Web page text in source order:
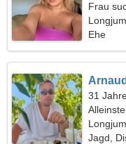
Frau
Ehe
Arnaud
31
Jagd,